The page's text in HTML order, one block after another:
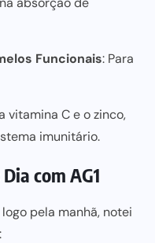
Funcionais: Para
vitamina C e o zinco,
imunitário.
com AG1
pela manhã, notei